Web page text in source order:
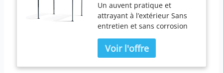
Un auvent pratique et
attrayant à l’extérieur Sans
entretien et sans corrosion
Construction en aluminium
durable et stable Charge de
neige extrême de 120 kg/m²
Possibilités d’application